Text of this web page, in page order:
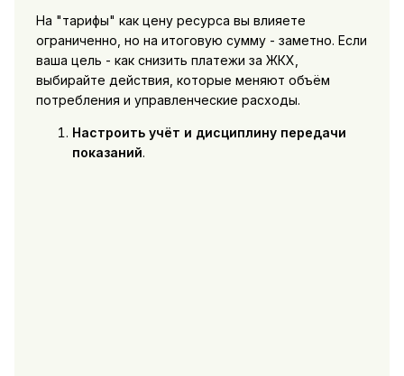
На "тарифы" как цену ресурса вы влияете
ограниченно, но на итоговую сумму - заметно. Если
ваша цель - как снизить платежи за ЖКХ,
выбирайте действия, которые меняют объём
потребления и управленческие расходы.
Настроить учёт и дисциплину передачи
показаний.